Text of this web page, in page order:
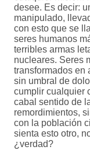
desee. Es decir:
manipulado,
con esto que se
seres humanos
terribles armas
nucleares. Seres
transformados en
sin umbral de
cumplir cualquier
cabal sentido de
remordimientos,
con la población
sienta esto otro,
¿verdad?